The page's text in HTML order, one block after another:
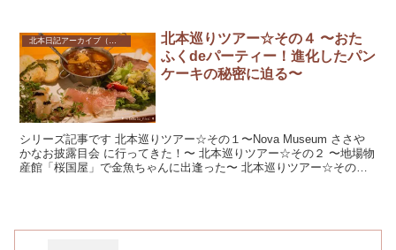
北本日記アーカイブ（記録保存）
北本巡りツアー☆その４ 〜おた
ふくdeパーティー！進化したパン
ケーキの秘密に迫る〜
シリーズ記事です 北本巡りツアー☆その１〜Nova Museum ささや
かなお披露目会 に行ってきた！〜 北本巡りツアー☆その２ 〜地場物
産館「桜国屋」で金魚ちゃんに出逢った〜 北本巡りツアー☆その３